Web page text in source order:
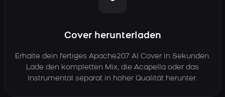
Cover herunterladen
Erhalte dein fertiges Apache207 AI Cover in Sekunden.
Lade den kompletten Mix, die Acapella oder das
Instrumental separat in hoher Qualität herunter.